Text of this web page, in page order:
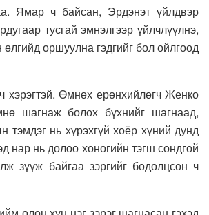
Ямар ч байсан, Эрдэнэт үйлдвэр
тусгай эмнэлгээр үйлчлүүлнэ,
оршуулна гэдгийг бол ойлгоод
Өмнөх ерөнхийлөгч Женко
шагнаж болох бүхнийг шагнаад,
тэмдэг нь хүрэхгүй хоёр хүний дунд
нар нь долоо хоногийн тэгш сондгой
зүүж байгаа зэргийг бодолцсон ч